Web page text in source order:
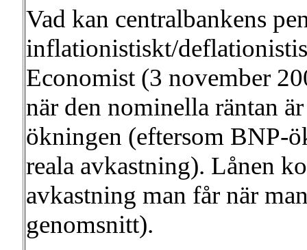
Vad kan centralbankens
inflationistiskt/
Economist (3 november
när den nominella räntan
ökningen (eftersom BNP-
reala avkastning). Lånen
avkastning man får när
genomsnitt).